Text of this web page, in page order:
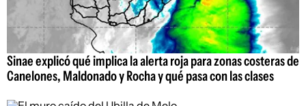
Sinae explicó qué implica la alerta roja para zonas costeras de
Canelones, Maldonado y Rocha y qué pasa con las clases